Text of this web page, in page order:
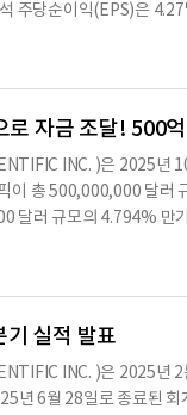
기업 목적을 위한 자
주당순이익(EPS)은
위해 FDA의 승인을
포 폐암 치료를 위한
러, Olink® Target 48 신
진전시키고 새로운 통찰
출시하여 생물학적 연
전략적 협력을 통해 인
안 회사는 10억 달러 규
자금 조달! 500
INC. )은 2025년
이 총 500,000,000 달
달러 규모의 4.794%
뉴욕 멜론 신탁회사가
년 채권은 매년 4월 7
년 10월 7일이다.채
년 채권은 100.000%
또한, 회사는 채권의 조
월 7일에 발행되며, 회사
실적 발표
INC. )은 2025년
년 6월 28일로 종료된